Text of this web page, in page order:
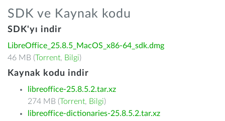
SDK ve Kaynak kodu
SDK'yı indir
LibreOffice_25.8.5_MacOS_x86-64_sdk.dmg
46 MB (Torrent, Bilgi)
Kaynak kodu indir
libreoffice-25.8.5.2.tar.xz
274 MB (Torrent, Bilgi)
libreoffice-dictionaries-25.8.5.2.tar.xz